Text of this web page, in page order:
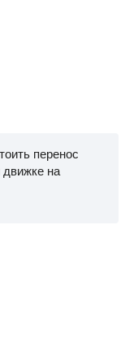
перенос
движке на